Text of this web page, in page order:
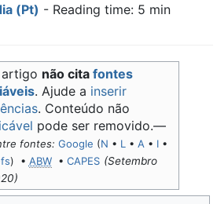
(Pt) - Reading time: 5 min
artigo não cita fontes
. Ajude a inserir
. Conteúdo não
pode ser removido.—
fontes: Google (N • L • A • I•
) • ABW• CAPES (Setembro
)